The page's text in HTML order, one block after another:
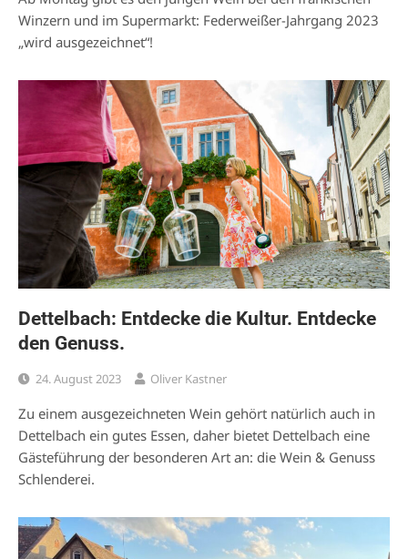
Winzern und im Supermarkt: Federweißer-Jahrgang 2023
„wird ausgezeichnet“!
Dettelbach: Entdecke die Kultur. Entdecke
den Genuss.
24. August 2023 Oliver Kastner
Zu einem ausgezeichneten Wein gehört natürlich auch in
Dettelbach ein gutes Essen, daher bietet Dettelbach eine
Gästeführung der besonderen Art an: die Wein & Genuss
Schlenderei.